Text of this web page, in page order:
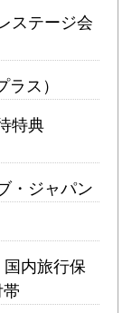
ステージ会
ス）
特典
・ジャパン
内旅行保